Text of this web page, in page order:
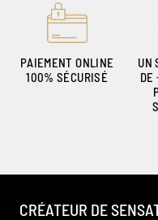
PAIEMENT ONLINE
100% SÉCURISÉ
UN
DE
CRÉATEUR DE